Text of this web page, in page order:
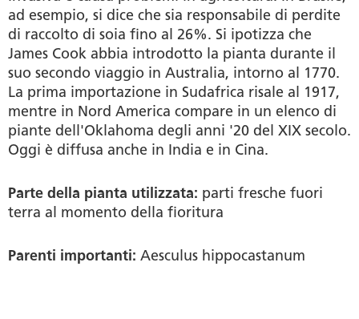
ad esempio, si dice che sia responsabile di perdite
di raccolto di soia fino al 26%. Si ipotizza che
James Cook abbia introdotto la pianta durante il
suo secondo viaggio in Australia, intorno al 1770.
La prima importazione in Sudafrica risale al 1917,
mentre in Nord America compare in un elenco di
piante dell'Oklahoma degli anni '20 del XIX secolo.
Oggi è diffusa anche in India e in Cina.
Parte della pianta utilizzata: parti fresche fuori
terra al momento della fioritura
Parenti importanti: Aesculus hippocastanum